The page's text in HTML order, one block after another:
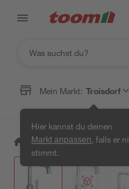
Mein Markt: Troisdorf
Hier kannst du deinen
Markt anpassen , falls er
stimmt.
/ Bad & Sanitär /